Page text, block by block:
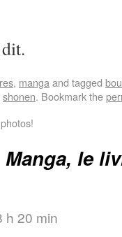
, manga and tagged
shonen. Bookmark the
Manga, le
h 20 min